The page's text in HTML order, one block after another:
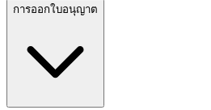
การออกใบอนุญาต